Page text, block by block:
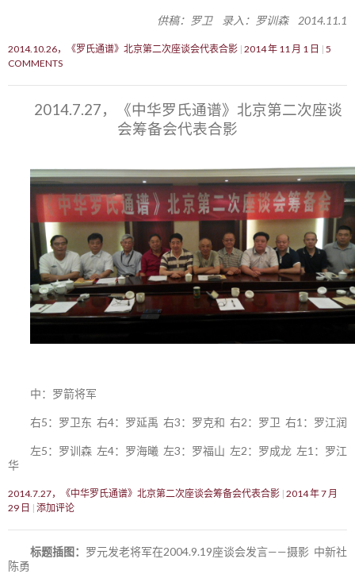
供稿：罗卫 录入：罗训森 2014.11.1
2014.10.26，《罗氏通谱》北京第二次座谈会代表合影 2014 年 11 月 1 日
5
COMMENTS
2014.7.27，《中华罗氏通谱》北京第二次座谈
会筹备会代表合影
中：罗箭将军
右5：罗卫东 右4：罗延禹 右3：罗克和 右2：罗卫 右1：罗江润
左5：罗训森 左4：罗海曦 左3：罗福山 左2：罗成龙 左1：罗江
华
2014.7.27，《中华罗氏通谱》北京第二次座谈会筹备会代表合影 2014 年 7 月
29 日
添加评论
标题插图： 罗元发老将军在2004.9.19座谈会发言——摄影 中新社
陈勇